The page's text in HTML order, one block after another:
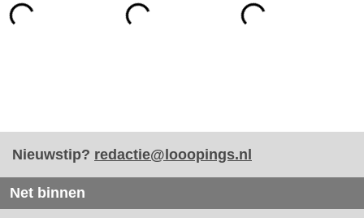
Nieuwstip? redactie@looopings.nl
Net binnen